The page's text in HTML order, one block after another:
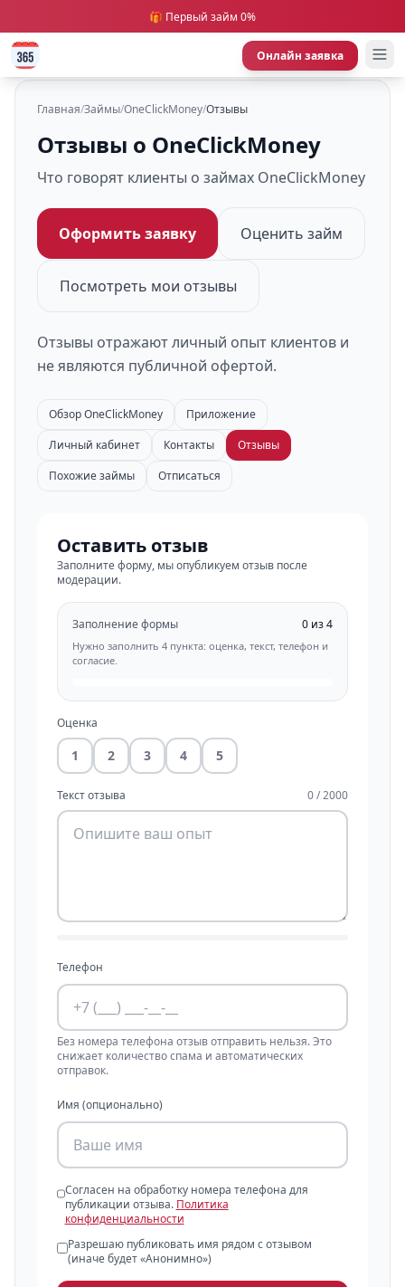
🎁 Первый займ 0%
Онлайн заявка
Главная/Займы/OneClickMoney/Отзывы
Отзывы о OneClickMoney
Что говорят клиенты о займах OneClickMoney
Оформить заявку Оценить займ
Посмотреть мои отзывы
Отзывы отражают личный опыт клиентов и
не являются публичной офертой.
Обзор OneClickMoney
Приложение
Личный кабинет
Контакты
Отзывы
Похожие займы
Отписаться
Оставить отзыв
Заполните форму, мы опубликуем отзыв после
модерации.
Заполнение формы 0 из 4
Нужно заполнить 4 пункта: оценка, текст, телефон и
согласие.
Оценка
1 2 3 4 5
Текст отзыва 0 / 2000
Телефон
Без номера телефона отзыв отправить нельзя. Это
снижает количество спама и автоматических
отправок.
Имя (опционально)
Согласен на обработку номера телефона для
публикации отзыва. Политика
конфиденциальности
Разрешаю публиковать имя рядом с отзывом
(иначе будет «Анонимно»)